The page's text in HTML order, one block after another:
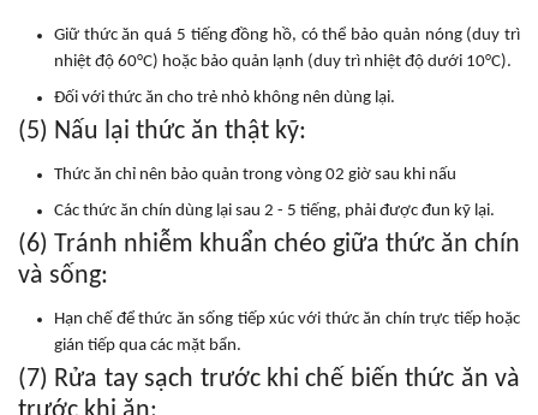
Giữ thức ăn quá 5 tiếng đồng hồ, có thể bảo quản nóng (duy trì
nhiệt độ 60°C) hoặc bảo quản lạnh (duy trì nhiệt độ dưới 10°C).
Đối với thức ăn cho trẻ nhỏ không nên dùng lại.
(5) Nấu lại thức ăn thật kỹ:
Thức ăn chỉ nên bảo quản trong vòng 02 giờ sau khi nấu
Các thức ăn chín dùng lại sau 2 - 5 tiếng, phải được đun kỹ lại.
(6) Tránh nhiễm khuẩn chéo giữa thức ăn chín
và sống:
Hạn chế để thức ăn sống tiếp xúc với thức ăn chín trực tiếp hoặc
gián tiếp qua các mặt bẩn.
(7) Rửa tay sạch trước khi chế biến thức ăn và